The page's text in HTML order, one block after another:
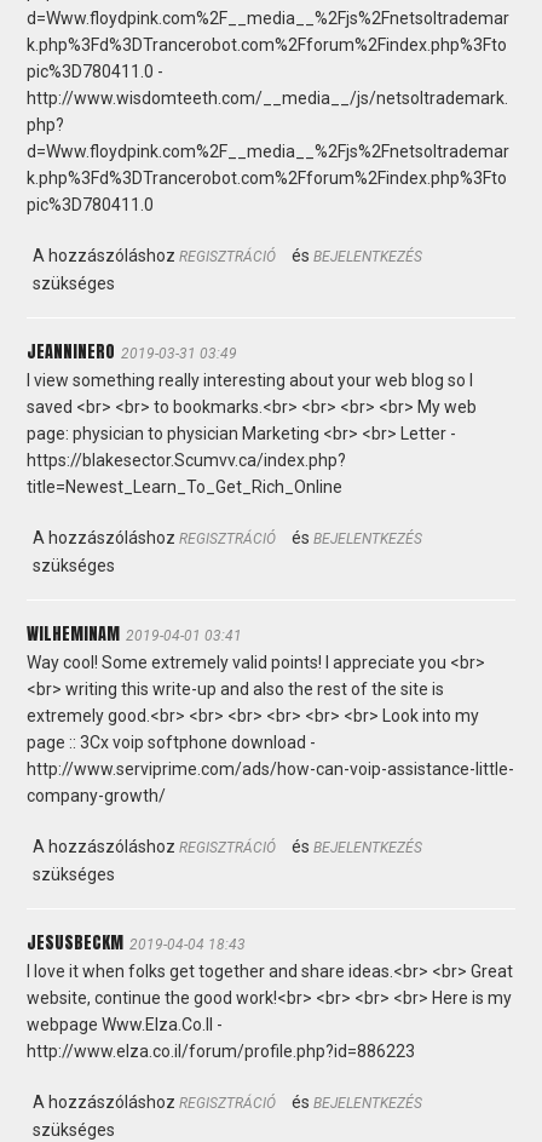
d=Www.floydpink.com%2F__media__%2Fjs%2Fnetsoltrademar
k.php%3Fd%3DTrancerobot.com%2Fforum%2Findex.php%3Fto
pic%3D780411.0 -
http://www.wisdomteeth.com/__media__/js/netsoltrademark.
php?
d=Www.floydpink.com%2F__media__%2Fjs%2Fnetsoltrademar
k.php%3Fd%3DTrancerobot.com%2Fforum%2Findex.php%3Fto
pic%3D780411.0
A hozzászóláshozREGISZTRÁCIÓ ésBEJELENTKEZÉS
szükséges
JEANNINERO 2019-03-31 03:49
I view something really interesting about your web blog so I
saved <br> <br> to bookmarks.<br> <br> <br> <br> My web
page: physician to physician Marketing <br> <br> Letter -
https://blakesector.Scumvv.ca/index.php?
title=Newest_Learn_To_Get_Rich_Online
A hozzászóláshozREGISZTRÁCIÓ ésBEJELENTKEZÉS
szükséges
WILHEMINAM 2019-04-01 03:41
Way cool! Some extremely valid points! I appreciate you <br>
<br> writing this write-up and also the rest of the site is
extremely good.<br> <br> <br> <br> <br> <br> Look into my
page :: 3Cx voip softphone download -
http://www.serviprime.com/ads/how-can-voip-assistance-little-
company-growth/
A hozzászóláshozREGISZTRÁCIÓ ésBEJELENTKEZÉS
szükséges
JESUSBECKM 2019-04-04 18:43
I love it when folks get together and share ideas.<br> <br> Great
website, continue the good work!<br> <br> <br> <br> Here is my
webpage Www.Elza.Co.Il -
http://www.elza.co.il/forum/profile.php?id=886223
A hozzászóláshozREGISZTRÁCIÓ ésBEJELENTKEZÉS
szükséges